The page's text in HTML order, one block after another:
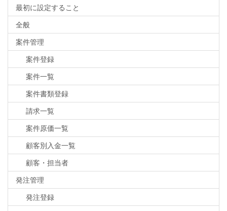
最初に設定すること
全般
案件管理
案件登録
案件一覧
案件書類登録
請求一覧
案件原価一覧
顧客別入金一覧
顧客・担当者
発注管理
発注登録